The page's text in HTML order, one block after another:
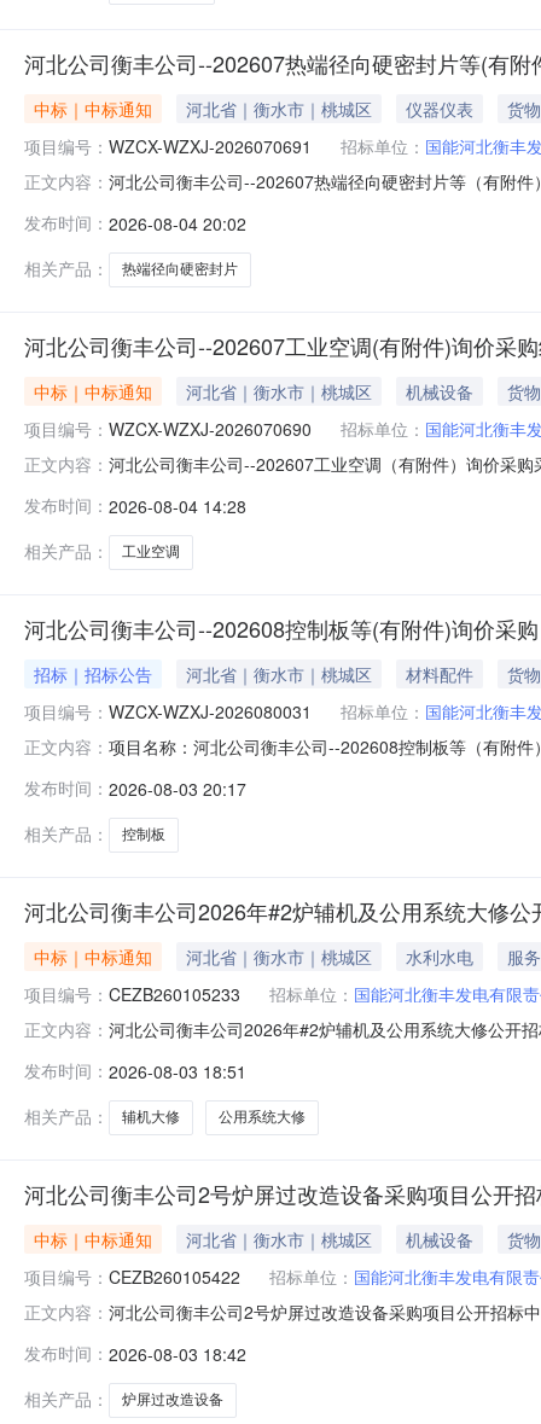
河北公司衡丰公司--202607热端径向硬密封片等(有
中标｜中标通知 河北省｜衡水市｜桃城区 仪器仪表
货物
项目编号： WZCX-WZXJ-2026070691 招标单位： 国能河北衡丰
正文内容： 河北公司衡丰公司--202607热端径向硬密封片等（有附
理部门负责受理采购投诉。异议接收单位：国能诚信（
发布时间： 2026-08-04 20:02
相关产品：
热端径向硬密封片
河北公司衡丰公司--202607工业空调(有附件)询价采
中标｜中标通知 河北省｜衡水市｜桃城区 机械设备
货物
项目编号： WZCX-WZXJ-2026070690 招标单位： 国能河北衡丰
正文内容： 河北公司衡丰公司--202607工业空调（有附件）询价采
购投诉。异议接收单位：国能诚信（北京）物资有限公
发布时间： 2026-08-04 14:28
相关产品：
工业空调
河北公司衡丰公司--202608控制板等(有附件)询价采购
招标｜招标公告 河北省｜衡水市｜桃城区 材料配件
货物
项目编号： WZCX-WZXJ-2026080031 招标单位： 国能河北衡丰
正文内容： 项目名称：河北公司衡丰公司--202608控制板等（有附
压开关阀;泵及泵配件-其他泵;阀及管道配件-执行机构;通
发布时间： 2026-08-03 20:17
相关产品：
控制板
河北公司衡丰公司2026年#2炉辅机及公用系统大修
中标｜中标通知 河北省｜衡水市｜桃城区 水利水电
服务
项目编号： CEZB260105233 招标单位： 国能河北衡丰发电有限
正文内容： 河北公司衡丰公司2026年#2炉辅机及公用系统大修公开
名称中标人CEZB260105233001公开招标-河北公司-衡
码
发布时间： 2026-08-03 18:51
相关产品：
辅机大修 公用系统大修
河北公司衡丰公司2号炉屏过改造设备采购项目公开
中标｜中标通知 河北省｜衡水市｜桃城区 机械设备
货物
项目编号： CEZB260105422 招标单位： 国能河北衡丰发电有限
正文内容： 河北公司衡丰公司2号炉屏过改造设备采购项目公开招标
人CEZB260105422001公开招标-河北公司-衡丰公司-2
发布时间： 2026-08-03 18:42
相关产品：
炉屏过改造设备